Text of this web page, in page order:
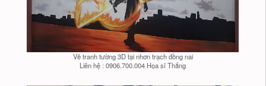
Vẽ tranh tường 3D tại nhơn trạch đồng nai
Liên hệ : 0906.700.004 Họa sĩ Thắng